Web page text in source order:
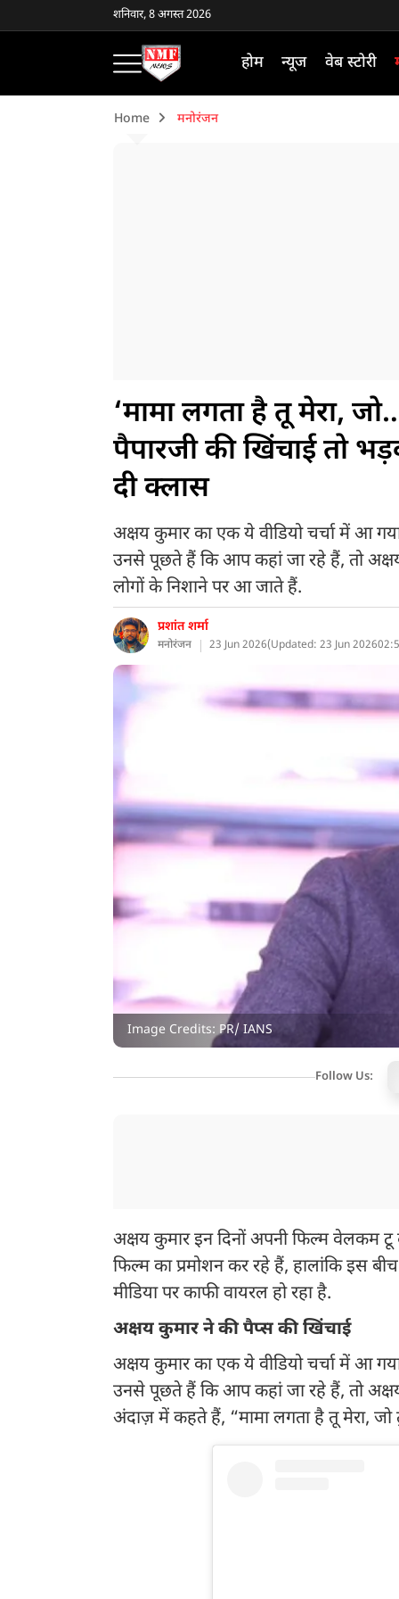
शनिवार, 8 अगस्त 2026
होम न्यूज वेब स्टोरी
Home मनोरंजन
‘मामा लगता है तू मेरा,
पैपारजी की खिंचाई तो
दी क्लास
अक्षय कुमार का एक ये वीडियो चर्चा में आ
उनसे पूछते हैं कि आप कहां जा रहे हैं, तो
लोगों के निशाने पर आ जाते हैं.
प्रशांत शर्मा
मनोरंजन 23 Jun 2026(Updated: 23 Jun 2026
Image Credits: PR/ IANS
Follow Us:
अक्षय कुमार इन दिनों अपनी फिल्म वेलकम
फिल्म का प्रमोशन कर रहे हैं, हालांकि इस
मीडिया पर काफी वायरल हो रहा है.
अक्षय कुमार ने की पैप्स की खिंचाई
अक्षय कुमार का एक ये वीडियो चर्चा में आ
उनसे पूछते हैं कि आप कहां जा रहे हैं, तो
अंदाज़ में कहते हैं, “मामा लगता है तू मेरा,